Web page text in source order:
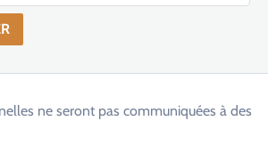
ne seront pas communiquées à des